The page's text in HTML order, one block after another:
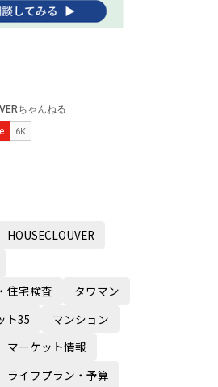
HOUSECLOUVER
住宅検査
タワマン
ト35
マンション
マーケット情報
ライフプラン・予算